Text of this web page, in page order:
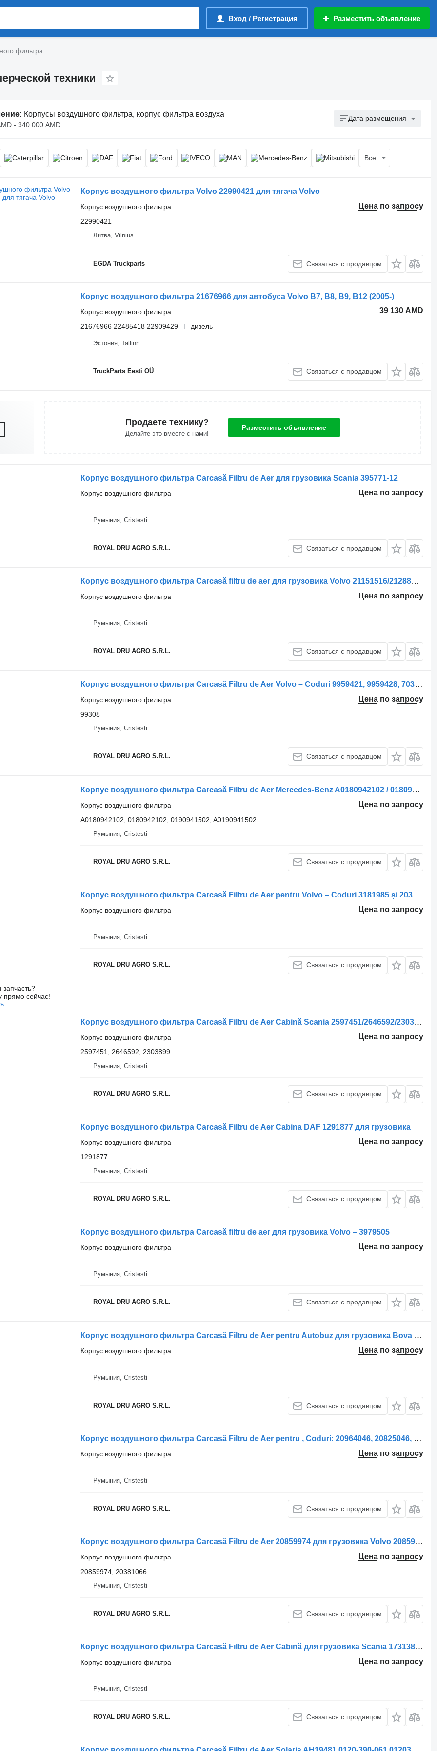
Вход / Регистрация Разместить объявление
фильтра
техники
Корпусы воздушного фильтра, корпус фильтра воздуха
- 340 000 AMD
Дата размещения
Все
Корпус воздушного фильтра Volvo 22990421 для тягача Volvo
Цена по запросу
Корпус воздушного фильтра
22990421
Литва, Vilnius
EGDA Truckparts Связаться с продавцом
Корпус воздушного фильтра 21676966 для автобуса Volvo B7, B8, B9, B12 (2005-)
39 130 AMD
Корпус воздушного фильтра
21676966 22485418 22909429
дизель
Эстония, Tallinn
TruckParts Eesti OÜ Связаться с продавцом
Продаете технику?
Делайте это вместе с нами!
Разместить объявление
Корпус воздушного фильтра Carcasă Filtru de Aer для грузовика Scania 395771-12
Цена по запросу
Корпус воздушного фильтра
Румыния, Cristesti
ROYAL DRU AGRO S.R.L. Связаться с продавцом
Корпус воздушного фильтра Carcasă filtru de aer для грузовика Volvo 21151516/21288834
Цена по запросу
Корпус воздушного фильтра
Румыния, Cristesti
ROYAL DRU AGRO S.R.L. Связаться с продавцом
Корпус воздушного фильтра Carcasă Filtru de Aer Volvo – Coduri 9959421, 9959428, 70305674, 99308 для грузовика
Цена по запросу
Корпус воздушного фильтра
99308
Румыния, Cristesti
ROYAL DRU AGRO S.R.L. Связаться с продавцом
Корпус воздушного фильтра Carcasă Filtru de Aer Mercedes-Benz A0180942102 / 0180942102 / 0 для грузовика
Цена по запросу
Корпус воздушного фильтра
A0180942102, 0180942102, 0190941502, A0190941502
Румыния, Cristesti
ROYAL DRU AGRO S.R.L. Связаться с продавцом
Корпус воздушного фильтра Carcasă Filtru de Aer pentru Volvo – Coduri 3181985 și 20350172 для грузовика
Цена по запросу
Корпус воздушного фильтра
Румыния, Cristesti
ROYAL DRU AGRO S.R.L. Связаться с продавцом
прямо сейчас!
Корпус воздушного фильтра Carcasă Filtru de Aer Cabină Scania 2597451/2646592/2303899 для грузовика
Цена по запросу
Корпус воздушного фильтра
2597451, 2646592, 2303899
Румыния, Cristesti
ROYAL DRU AGRO S.R.L. Связаться с продавцом
Корпус воздушного фильтра Carcasă Filtru de Aer Cabina DAF 1291877 для грузовика
Цена по запросу
Корпус воздушного фильтра
1291877
Румыния, Cristesti
ROYAL DRU AGRO S.R.L. Связаться с продавцом
Корпус воздушного фильтра Carcasă filtru de aer для грузовика Volvo – 3979505
Цена по запросу
Корпус воздушного фильтра
Румыния, Cristesti
ROYAL DRU AGRO S.R.L. Связаться с продавцом
Корпус воздушного фильтра Carcasă Filtru de Aer pentru Autobuz для грузовика Bova 77700299
Цена по запросу
Корпус воздушного фильтра
Румыния, Cristesti
ROYAL DRU AGRO S.R.L. Связаться с продавцом
Корпус воздушного фильтра Carcasă Filtru de Aer pentru , Coduri: 20964046, 20825046, 21593 для грузовика
Цена по запросу
Корпус воздушного фильтра
Румыния, Cristesti
ROYAL DRU AGRO S.R.L. Связаться с продавцом
Корпус воздушного фильтра Carcasă Filtru de Aer 20859974 для грузовика Volvo 20859974/20381066 (Uzată)
Цена по запросу
Корпус воздушного фильтра
20859974, 20381066
Румыния, Cristesti
ROYAL DRU AGRO S.R.L. Связаться с продавцом
Корпус воздушного фильтра Carcasă Filtru de Aer Cabină для грузовика Scania 1731388/1478713
Цена по запросу
Корпус воздушного фильтра
Румыния, Cristesti
ROYAL DRU AGRO S.R.L. Связаться с продавцом